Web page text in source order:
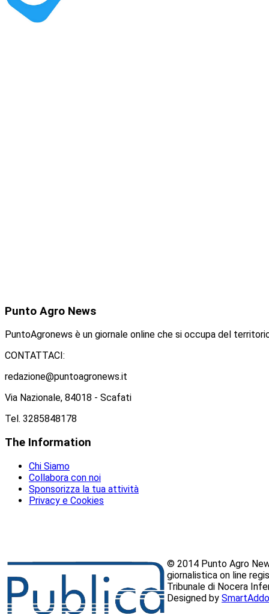
Punto Agro News
PuntoAgronews è un giornale online che si occupa del
CONTATTACI:
redazione@puntoagronews.it
Via Nazionale, 84018 - Scafati
Tel. 3285848178
The Information
Chi Siamo
Collabora con noi
Sponsorizza la tua attività
Privacy e Cookies
© 2014 Punto Agro
giornalistica on line
Tribunale di Nocera
Designed by